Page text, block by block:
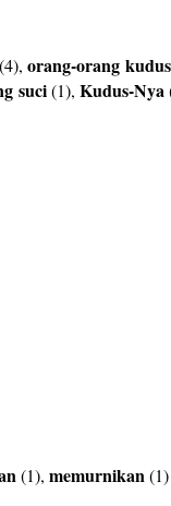
(4), orang-orang
suci(1), Kudus-Nya
(1), memurnikan(1)